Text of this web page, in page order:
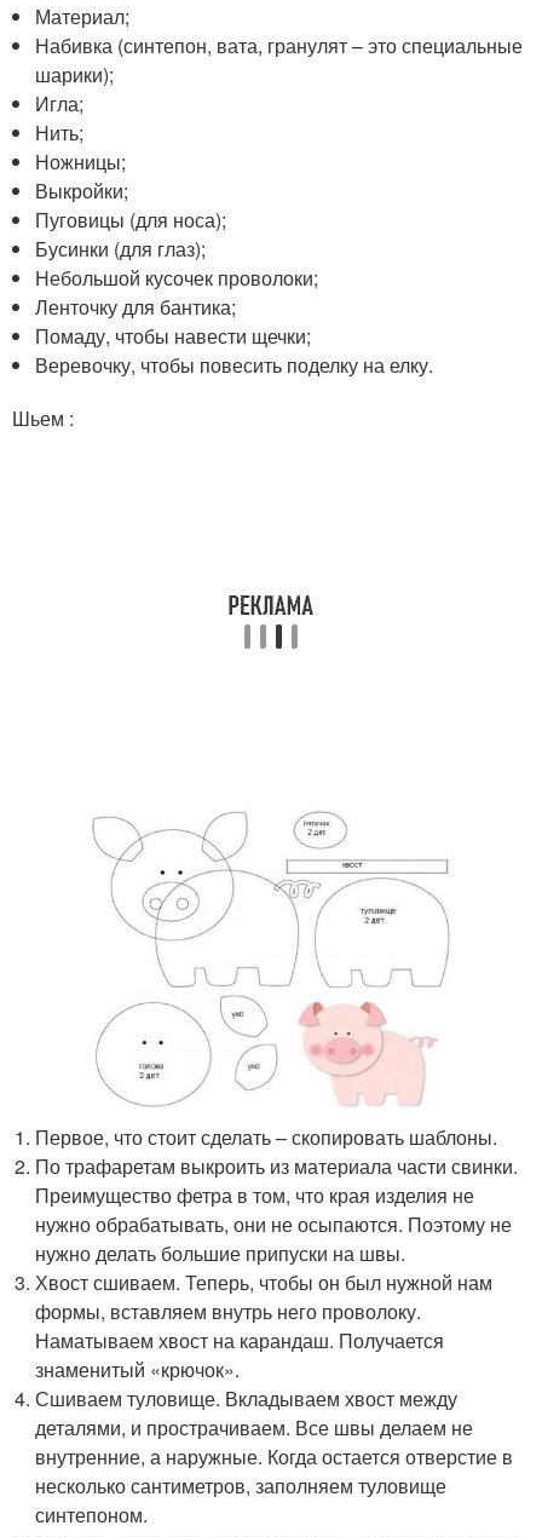
Материал;
Набивка (синтепон, вата, гранулят – это специальные
шарики);
Игла;
Нить;
Ножницы;
Выкройки;
Пуговицы (для носа);
Бусинки (для глаз);
Небольшой кусочек проволоки;
Ленточку для бантика;
Помаду, чтобы навести щечки;
Веревочку, чтобы повесить поделку на елку.
Шьем :
Первое, что стоит сделать – скопировать шаблоны.
По трафаретам выкроить из материала части свинки.
Преимущество фетра в том, что края изделия не
нужно обрабатывать, они не осыпаются. Поэтому не
нужно делать большие припуски на швы.
Хвост сшиваем. Теперь, чтобы он был нужной нам
формы, вставляем внутрь него проволоку.
Наматываем хвост на карандаш. Получается
знаменитый «крючок».
Сшиваем туловище. Вкладываем хвост между
деталями, и прострачиваем. Все швы делаем не
внутренние, а наружные. Когда остается отверстие в
несколько сантиметров, заполняем туловище
синтепоном.